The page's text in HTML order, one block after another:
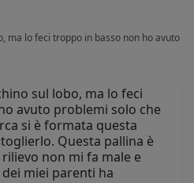
ma lo feci troppo in basso non ho avuto
sul lobo, ma lo feci
avuto problemi solo che
si è formata questa
Questa pallina è
non mi fa male e
miei parenti ha